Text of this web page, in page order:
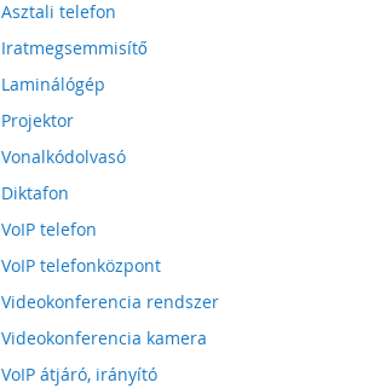
Asztali telefon
Iratmegsemmisítő
Laminálógép
Projektor
Vonalkódolvasó
Diktafon
VoIP telefon
VoIP telefonközpont
Videokonferencia rendszer
Videokonferencia kamera
VoIP átjáró, irányító